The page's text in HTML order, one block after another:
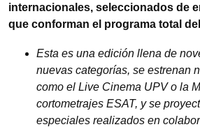
internacionales, seleccionados de
que conforman el programa total
Esta es una edición llena de
nuevas categorías, se estrenan
como el Live Cinema UPV o la
cortometrajes ESAT, y se
especiales realizados en